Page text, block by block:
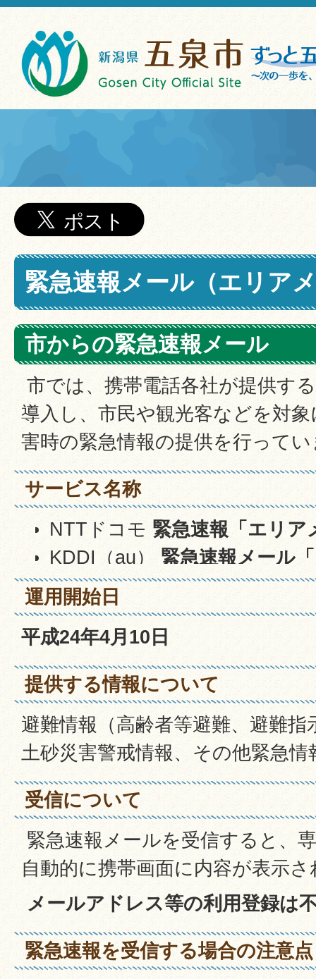
緊急速報メール（エリア
市からの緊急速報メール
市では、携帯電話各社が提供す
導入し、市民や観光客などを対
害時の緊急情報の提供を行って
サービス名称
NTTドコモ 緊急速報「エリア
KDDI（au） 緊急速報メール
ソフトバンク「緊急速報メー
運用開始日
平成24年4月10日
提供する情報について
避難情報（高齢者等避難、避難指
土砂災害警戒情報、その他緊急情
受信について
緊急速報メールを受信すると、
自動的に携帯画面に内容が表示
メールアドレス等の利用登録は
緊急速報を受信する場合の注意点